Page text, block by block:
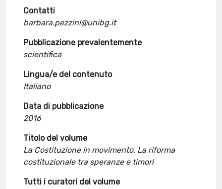
Contatti
barbara.pezzini@unibg.it
Pubblicazione prevalentemente
scientifica
Lingua/e del contenuto
Italiano
Data di pubblicazione
2016
Titolo del volume
La Costituzione in movimento. La riforma
costituzionale tra speranze e timori
Tutti i curatori del volume